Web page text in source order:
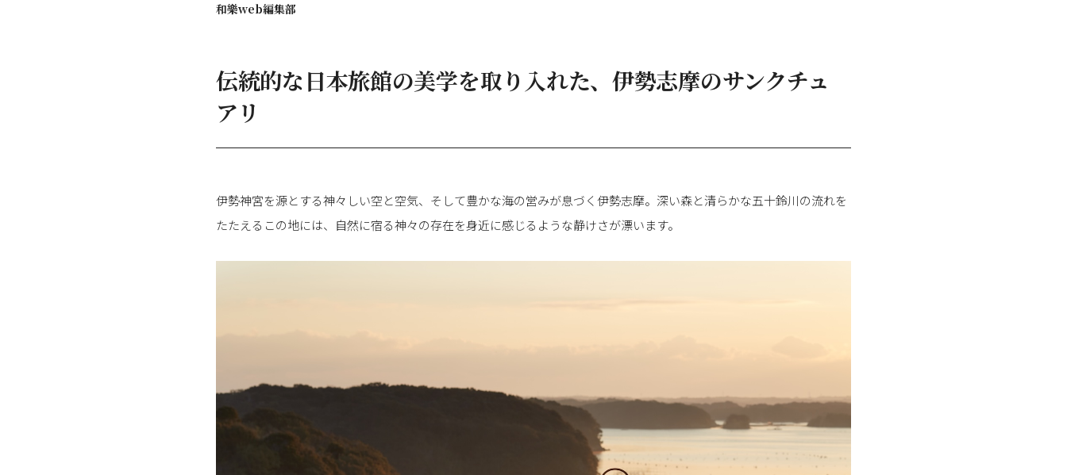
和樂web編集部
伝統的な日本旅館の美学を取り入れた、伊勢志摩のサンクチュ
アリ
伊勢神宮を源とする神々しい空と空気、そして豊かな海の営みが息づく伊勢志摩。深い森と清らかな五十鈴川の流れを
たたえるこの地には、自然に宿る神々の存在を身近に感じるような静けさが漂います。